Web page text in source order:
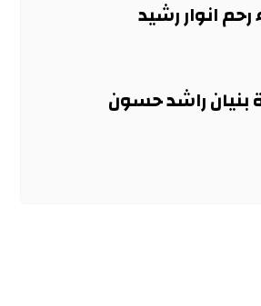
رحم انوار رشيد
بنيان راشد حسون